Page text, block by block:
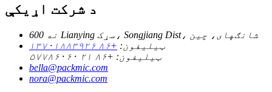
د شرکت اړیکې
نه 600 Lianying سړک، Songjiang Dist، شانګهای، چین
ټیلیفون: +۸۶ ۱۳۷۰۱۸۸۳۹۲۶
ټیلیفون: +۸۶ ۲۱ ۵۷۷۸۶۰۶۰
bella@packmic.com
nora@packmic.com